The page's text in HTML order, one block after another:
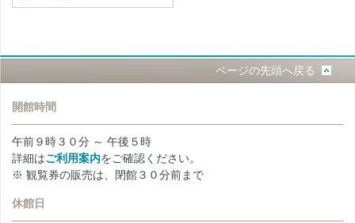
ページの先頭へ戻る
開館時間
午前９時３０分 ～ 午後５時
詳細はご利用案内をご確認ください。
※ 観覧券の販売は、閉館３０分前まで
休館日